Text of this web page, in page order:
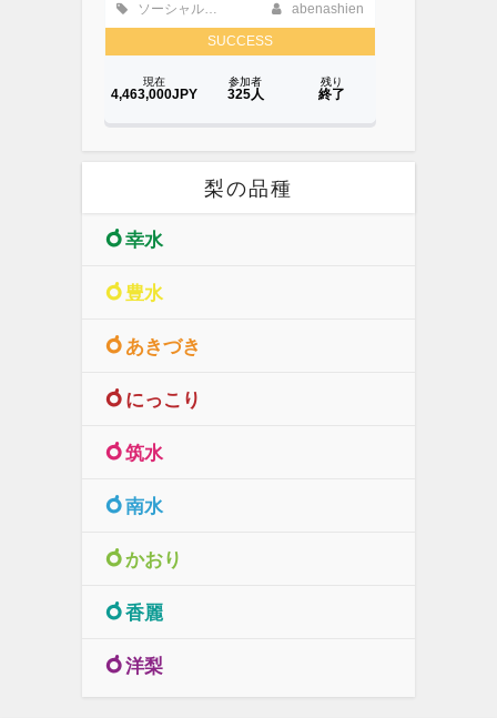
梨の品種
幸水
豊水
あきづき
にっこり
筑水
南水
かおり
香麗
洋梨